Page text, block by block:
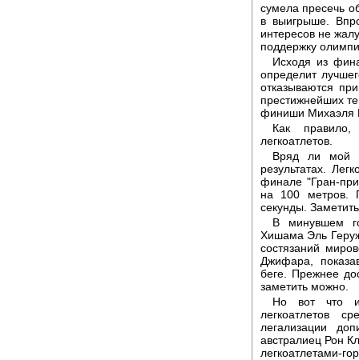
сумела пресечь
в выигрыше.
интересов не
поддержку
Исходя из
определит
отказываются
престижнейших
финиши Михаэля
Как
легкоатлетов.
Вряд ли мой
результатах.
финале "Гран-
на 100 метров.
секунды.
В минувшем
Хишама Эль
состязаний
Джифара,
беге. Прежнее
заметить можно.
Но вот что
легкоатлетов
легализации
австралиец Рон
легкоатлетами-